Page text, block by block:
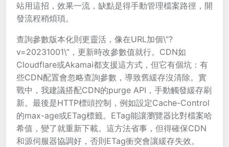
站用這招，效果一流，缺點是得手動管理檔案路徑，開
發流程稍煩瑣。
查詢參數版本化則更靈活，像在URL加個\”?
v=20231001\”，更新時改參數值就行。CDN如
Cloudflare或Akamai都支援這方式，但它有個坑：有
些CDN配置會忽略查詢參數，導致舊緩存沒清除。實
戰中，我建議搭配CDN的purge API，手動觸發緩存刷
新。最後是HTTP標頭控制，例如設定Cache-Control
的max-age或ETag標籤。ETag能讓瀏覽器比對檔案哈
希值，變了就重新下載。這方法省事，但得確保CDN
和源伺服器協調好，否則ETag衝突會讓緩存失效。